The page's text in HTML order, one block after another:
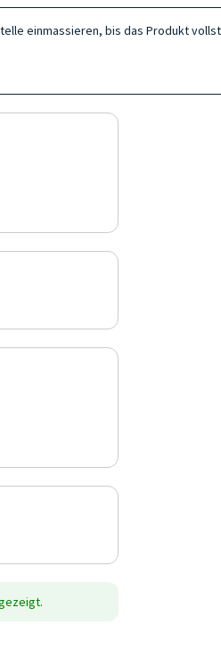
einmassieren, bis das Produkt